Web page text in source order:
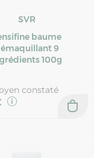
SVR
baume
9
100g
constaté